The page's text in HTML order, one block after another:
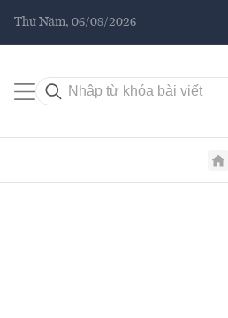
Thứ Năm, 06/08/2026